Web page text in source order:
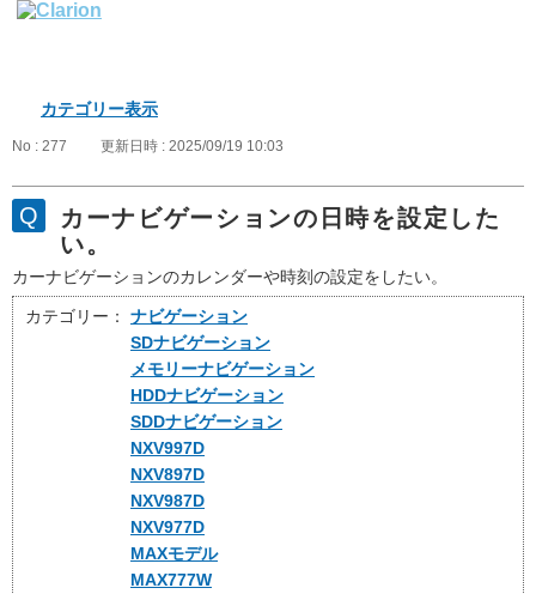
カテゴリー表示
No : 277 更新日時 : 2025/09/19 10:03
カーナビゲーションの日時を設定した
い。
カーナビゲーションのカレンダーや時刻の設定をしたい。
カテゴリー：
ナビゲーション
SDナビゲーション
メモリーナビゲーション
HDDナビゲーション
SDDナビゲーション
NXV997D
NXV897D
NXV987D
NXV977D
MAXモデル
MAX777W